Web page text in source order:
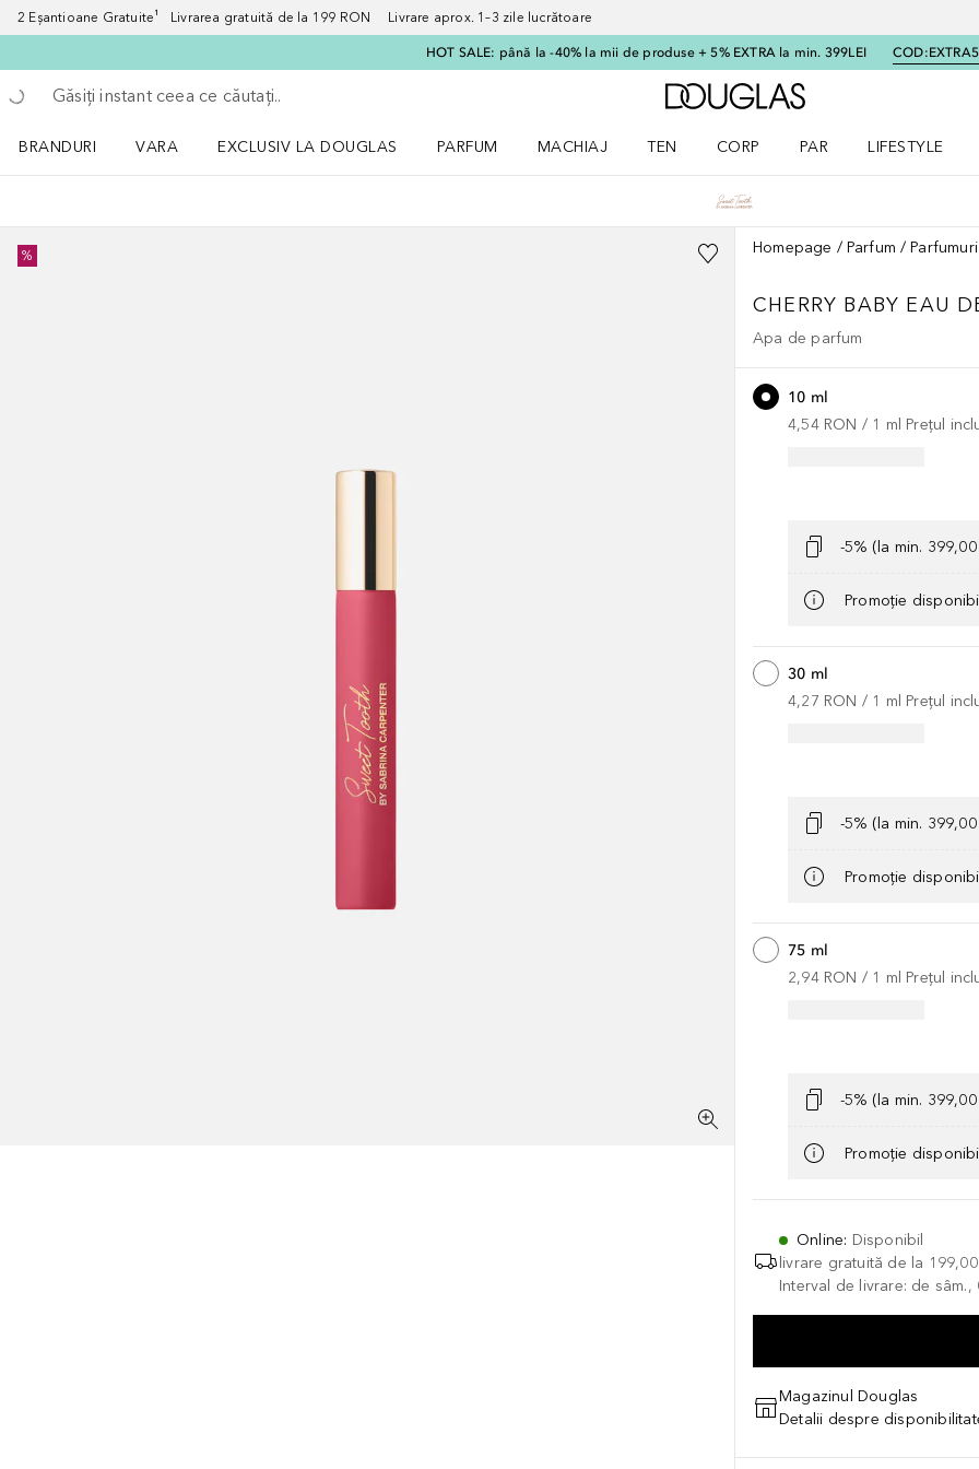
2 Eșantioane Gratuite¹ Livrarea gratuită de la 199 RON Livrare aprox. 1–3 zile lucrătoare
HOT SALE: până la -40% la mii de produse + 5% EXTRA la min. 399LEI COD:
Înapoi
Executați căutarea
Către pagina principală
BRANDURI
VARA
EXCLUSIV LA DOUGLAS
PARFUM
MACHIAJ
TEN
CORP
PAR
LIFESTYLE
% Homepage Parfum
CHERRY BABY EAU
Apa de parfum
10 ml
4,54 RON / 1 ml Prețul
-5% (la min.
Promoție
30 ml
4,27 RON / 1 ml Prețul
-5% (la min.
Promoție
75 ml
2,94 RON / 1 ml Prețul
-5% (la min.
Promoție
Online: Disponibil
livrare gratuită de la
Interval de livrare: de
Magazinul Douglas
Detalii despre